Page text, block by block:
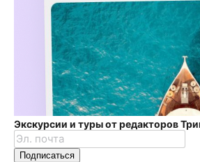
Экскурсии и туры от редакторов
Подписаться